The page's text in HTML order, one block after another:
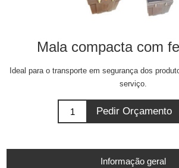
Mala compacta com
Ideal para o transporte em segurança dos
serviço.
Informação geral